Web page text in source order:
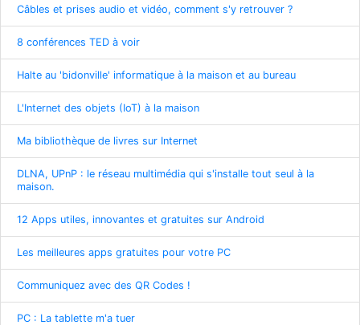
Câbles et prises audio et vidéo, comment s'y retrouver ?
8 conférences TED à voir
Halte au 'bidonville' informatique à la maison et au bureau
L'Internet des objets (IoT) à la maison
Ma bibliothèque de livres sur Internet
DLNA, UPnP : le réseau multimédia qui s'installe tout seul à la
maison.
12 Apps utiles, innovantes et gratuites sur Android
Les meilleures apps gratuites pour votre PC
Communiquez avec des QR Codes !
PC : La tablette m'a tuer